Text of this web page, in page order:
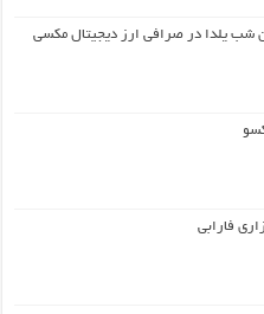
شب یلدا در صرافی ارز دیجیتال مکسی
فارابی